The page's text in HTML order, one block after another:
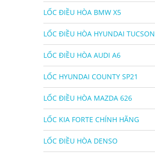
LỐC ĐIỀU HÒA BMW X5
LỐC ĐIỀU HÒA HYUNDAI TUCSON
LỐC ĐIỀU HÒA AUDI A6
LỐC HYUNDAI COUNTY SP21
LỐC ĐIỀU HÒA MAZDA 626
LỐC KIA FORTE CHÍNH HÃNG
LỐC ĐIỀU HÒA DENSO